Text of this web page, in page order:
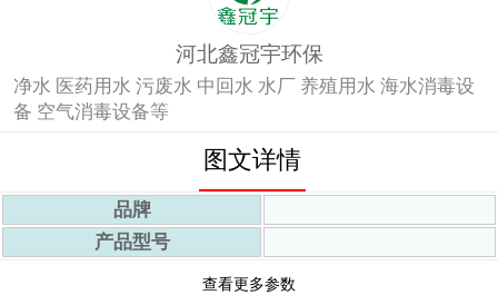
2
3
河北鑫冠宇环保
净水 医药用水 污废水 中回水 水厂 养殖用水 海水消毒设
备 空气消毒设备等
图文详情
品牌
产品型号
hh00344907
查看更多参数